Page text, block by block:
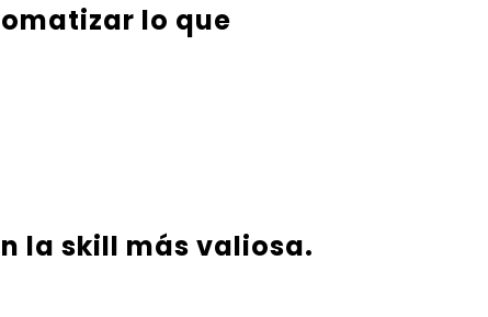
lo que
la skill más valiosa.